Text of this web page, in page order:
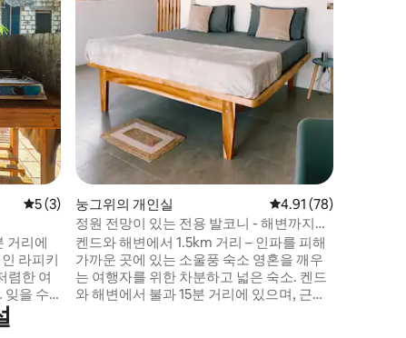
평점 5점(5점 만점), 후기 3개
5 (3)
거리에
라피키
렴한 여
잊을 수
현지 환
리, 정
눙그위의 개인실 평점 4.91점(5점 만점
4.91 (78)
정원 전망이 있는 전용 발코니 - 해변까지
1.5km
켄드와 해변에서 1.5km 거리 – 인파를 피해
가까운 곳에 있는 소울풍 숙소 영혼을 깨우
는 여행자를 위한 차분하고 넓은 숙소. 켄드
와 해변에서 불과 15분 거리에 있으며, 근처